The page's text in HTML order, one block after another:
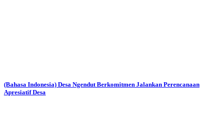
(Bahasa Indonesia) Desa Ngendut Berkomitmen Jalankan Perencanaan
Apresiatif Desa